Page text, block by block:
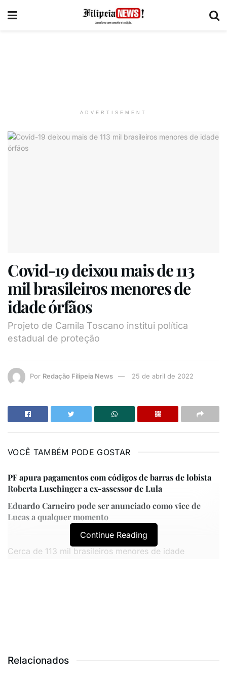
ADVERTISEMENT
Covid-19 deixou mais de 113
mil brasileiros menores de
idade órfãos
Projeto de Camila Toscano institui política
estadual de proteção
Por Redação Filipeia News 25 de abril de 2022
VOCÊ TAMBÉM PODE GOSTAR
PF apura pagamentos com códigos de barras de lobista
Roberta Luschinger a ex-assessor de Lula
Eduardo Carneiro pode ser anunciado como vice de
Lucas a qualquer momento
Cerca de 113 mil brasileiros menores de idade
dignidade para essas pessoas, a deputada estadual
Continue Reading
Relacionados